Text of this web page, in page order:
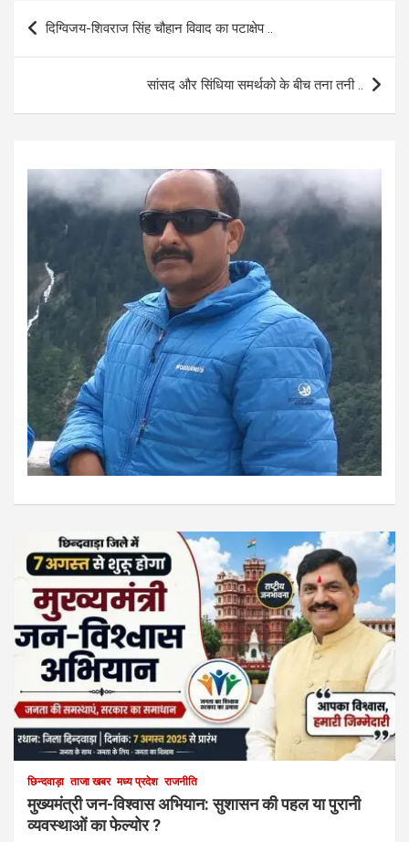
b
o
s
A
Post
navigation
दिग्विजय-शिवराज सिंह चौहान विवाद का पटाक्षेप ..
सांसद और सिंधिया समर्थको के बीच तना तनी ..
छिन्दवाड़ा ताजा खबर मध्य प्रदेश राजनीति
मुख्यमंत्री जन-विश्वास अभियान: सुशासन की पहल या पुरानी
व्यवस्थाओं का फेल्योर ?